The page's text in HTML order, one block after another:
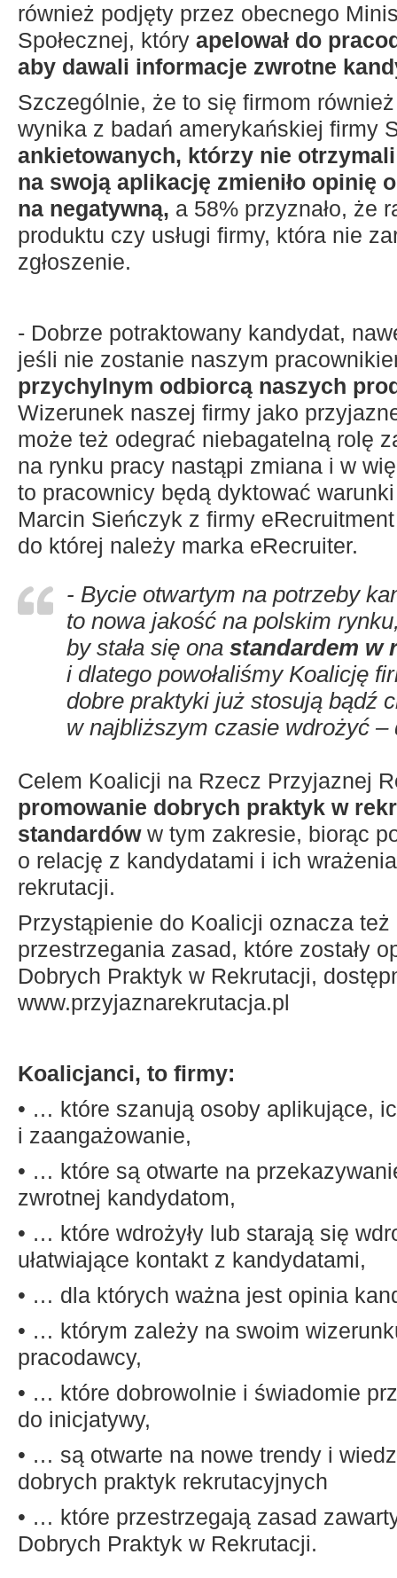
również podjęty przez obecnego
Społecznej, który apelował do
aby dawali informacje zwrotne
Szczególnie, że to się firmom również
wynika z badań amerykańskiej firmy
ankietowanych, którzy nie
na swoją aplikację zmieniło opinię
na negatywną, a 58% przyznało, że
produktu czy usługi firmy, która nie
zgłoszenie.
- Dobrze potraktowany kandydat,
jeśli nie zostanie naszym
przychylnym odbiorcą naszych
Wizerunek naszej firmy jako
może też odegrać niebagatelną rolę
na rynku pracy nastąpi zmiana i w
to pracownicy będą dyktować
Marcin Sieńczyk z firmy
do której należy marka eRecruiter.
- Bycie otwartym na potrzeby
to nowa jakość na polskim
by stała się ona standardem w
i dlatego powołaliśmy Koalicję
dobre praktyki już stosują bądź
w najbliższym czasie wdrożyć –
Celem Koalicji na Rzecz Przyjaznej
promowanie dobrych praktyk w
standardóww tym zakresie, biorąc
o relację z kandydatami i ich
rekrutacji.
Przystąpienie do Koalicji oznacza też
przestrzegania zasad, które zostały
Dobrych Praktyk w Rekrutacji,
www.przyjaznarekrutacja.pl
Koalicjanci, to firmy:
• … które szanują osoby aplikujące,
i zaangażowanie,
• … które są otwarte na
zwrotnej kandydatom,
• … które wdrożyły lub starają się
ułatwiające kontakt z kandydatami,
• … dla których ważna jest opinia
• … którym zależy na swoim
pracodawcy,
• … które dobrowolnie i świadomie
do inicjatywy,
• … są otwarte na nowe trendy i
dobrych praktyk rekrutacyjnych
• … które przestrzegają zasad
Dobrych Praktyk w Rekrutacji.